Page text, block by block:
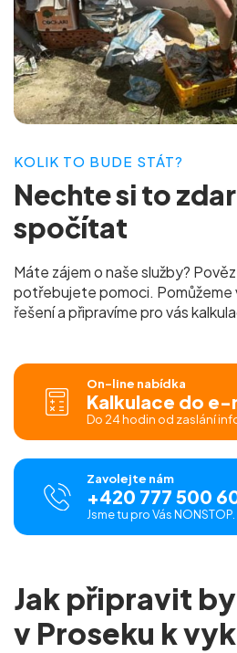
KOLIK TO BUDE STÁT?
Nechte si to
spočítat
Máte zájem o naše služby?
potřebujete pomoci. Pomůžeme
řešení a připravíme pro vás
On-line nabídka
Kalkulace do e-
Do 24 hodin od zaslání
Zavolejte nám
+420 777 500
Jsme tu pro Vás
Jak připravit
v Proseku k